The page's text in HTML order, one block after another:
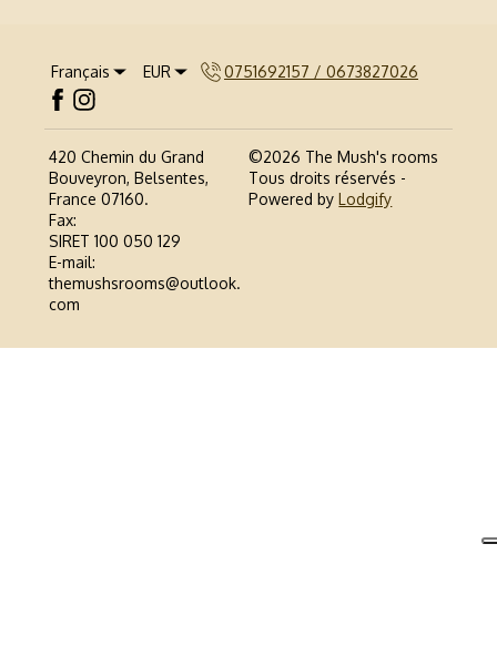
Français EUR 0751692157 / 0673827026
420 Chemin du Grand
Bouveyron, Belsentes,
France 07160.
Fax:
SIRET 100 050 129
E-mail:
themushsrooms@outlook.
com
©2026 The Mush's rooms
Tous droits réservés -
Powered by Lodgify